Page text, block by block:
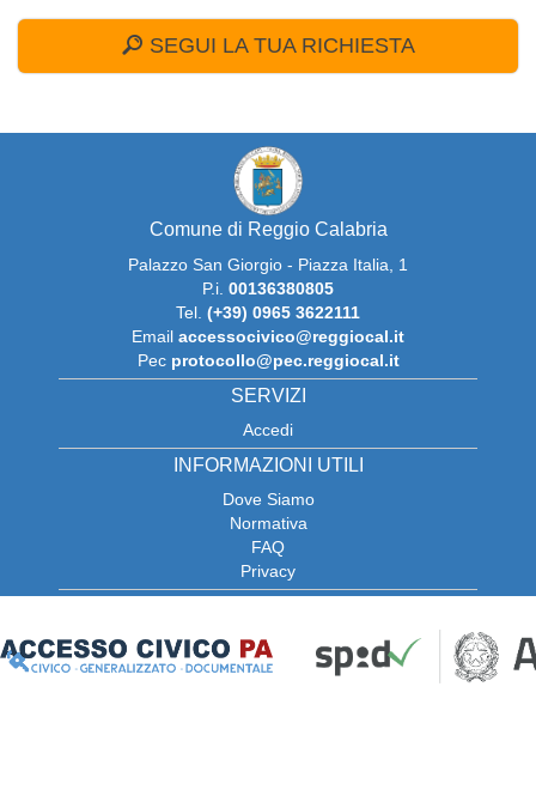
SEGUI LA TUA RICHIESTA
Comune di Reggio Calabria
Palazzo San Giorgio - Piazza Italia, 1
p.i.
00136380805
tel.
(+39) 0965 3622111
email accessocivico@reggiocal.it
pec protocollo@pec.reggiocal.it
SERVIZI
Accedi
INFORMAZIONI UTILI
Dove Siamo
Normativa
FAQ
Privacy